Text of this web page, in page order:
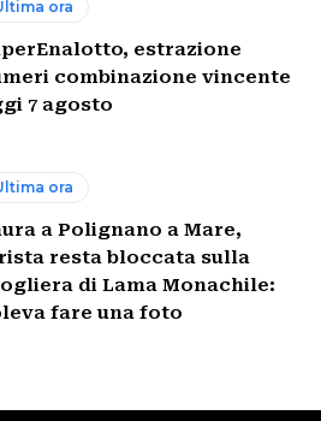
ora
estrazione
combinazione vincente
7 agosto
ora
a Polignano a Mare,
resta bloccata sulla
di Lama Monachile:
fare una foto